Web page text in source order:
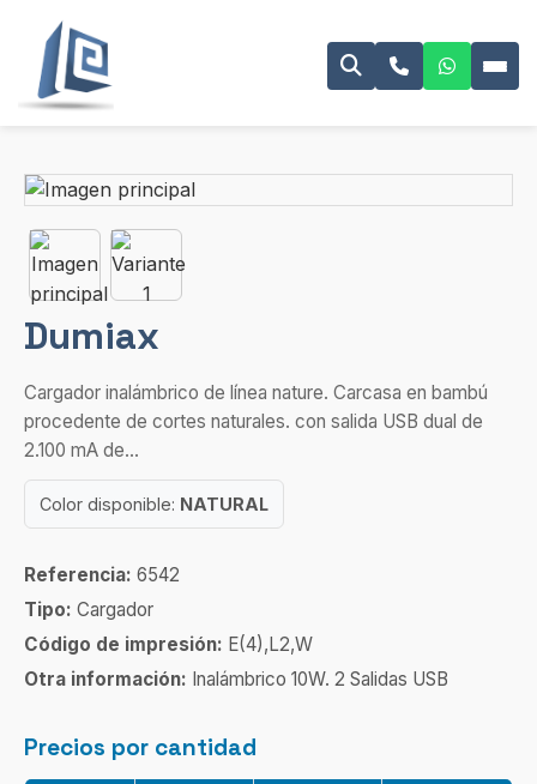
Dumiax
Cargador inalámbrico de línea nature. Carcasa en bambú
procedente de cortes naturales. con salida USB dual de
2.100 mA de...
Color disponible: NATURAL
Referencia: 6542
Tipo: Cargador
Código de impresión: E(4),L2,W
Otra información: Inalámbrico 10W. 2 Salidas USB
Precios por cantidad